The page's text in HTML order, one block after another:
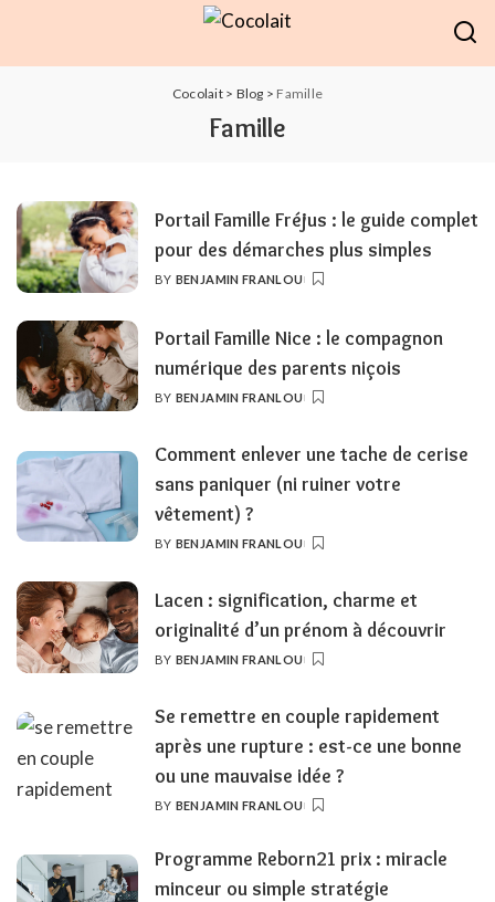
Cocolait> Blog > Famille
Famille
Portail Famille Fréjus : le guide complet
pour des démarches plus simples
POSTED
BY BENJAMIN FRANLOU
Portail Famille Nice : le compagnon
numérique des parents niçois
POSTED
BY BENJAMIN FRANLOU
Comment enlever une tache de cerise
sans paniquer (ni ruiner votre
vêtement) ?
POSTED
BY BENJAMIN FRANLOU
Lacen : signification, charme et
originalité d’un prénom à découvrir
POSTED
BY BENJAMIN FRANLOU
Se remettre en couple rapidement
après une rupture : est-ce une bonne
ou une mauvaise idée ?
POSTED
BY BENJAMIN FRANLOU
Programme Reborn21 prix : miracle
minceur ou simple stratégie